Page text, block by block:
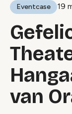
Eventcase 19
van